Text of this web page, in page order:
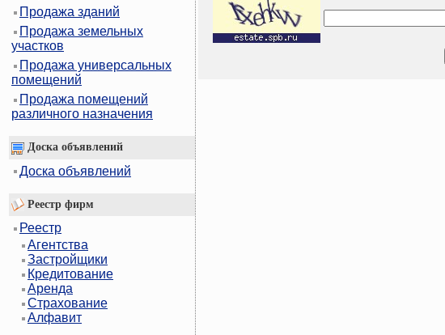
Продажа зданий
Продажа земельных
участков
Продажа универсальных
помещений
Продажа помещений
различного назначения
Доска объявлений
Доска объявлений
Реестр фирм
Реестр
Агентства
Застройщики
Кредитование
Аренда
Страхование
Алфавит